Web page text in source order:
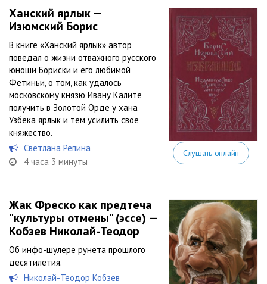
Ханский ярлык —
Изюмский Борис
В книге «Ханский ярлык» автор
поведал о жизни отважного русского
юноши Бориски и его любимой
Фетиньи, о том, как удалось
московскому князю Ивану Калите
получить в Золотой Орде у хана
Узбека ярлык и тем усилить свое
княжество.
Светлана Репина
4 часа 3 минуты
Слушать онлайн
Жак Фреско как предтеча
"культуры отмены" (эссе) —
Кобзев Николай-Теодор
Об инфо-шулере рунета прошлого
десятилетия.
Николай-Теодор Кобзев